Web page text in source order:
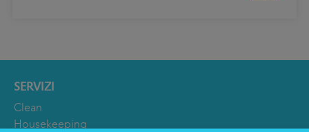
SERVIZI
Clean
Housekeeping